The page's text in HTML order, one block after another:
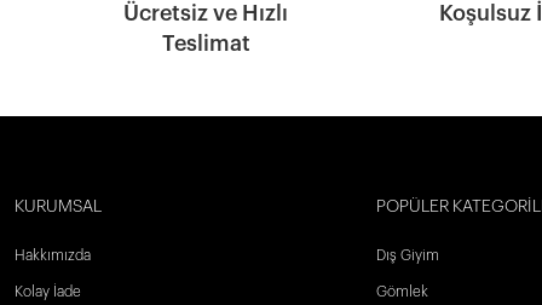
Ücretsiz ve Hızlı
Teslimat
Koşulsuz
KURUMSAL
Hakkımızda
Kolay İade
POPÜLER
Dış Giyim
Gömlek